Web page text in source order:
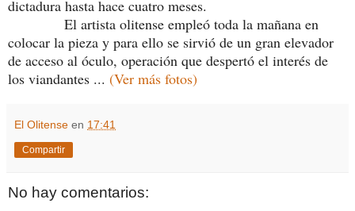
dictadura hasta hace cuatro meses.
El artista olitense empleó toda la mañana en
colocar la pieza y para ello se sirvió de un gran elevador
de acceso al óculo, operación que despertó el interés de
los viandantes ... (Ver más fotos)
El Olitense en 17:41
Compartir
No hay comentarios: